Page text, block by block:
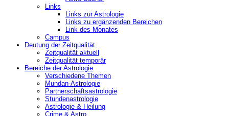
Links
Links zur Astrologie
Links zu ergänzenden Bereichen
Link des Monates
Campus
Deutung der Zeitqualität
Zeitqualität aktuell
Zeitqualität temporär
Bereiche der Astrologie
Verschiedene Themen
Mundan-Astrologie
Partnerschaftsastrologie
Stundenastrologie
Astrologie & Heilung
Crime & Astro